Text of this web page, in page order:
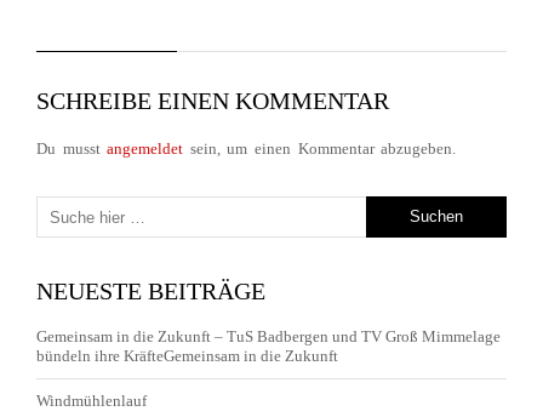
SCHREIBE EINEN KOMMENTAR
Du musstangemeldet sein, um einen Kommentar abzugeben.
NEUESTE BEITRÄGE
Gemeinsam in die Zukunft – TuS Badbergen und TV Groß Mimmelage
bündeln ihre KräfteGemeinsam in die Zukunft
Windmühlenlauf